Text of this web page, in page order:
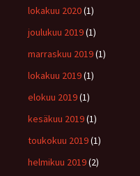
lokakuu 2020(1)
joulukuu 2019(1)
marraskuu 2019(1)
lokakuu 2019(1)
elokuu 2019(1)
kesäkuu 2019(1)
toukokuu 2019(1)
helmikuu 2019(2)